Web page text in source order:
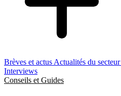
Brèves et actus Actualités du secteur
Interviews
Conseils et Guides